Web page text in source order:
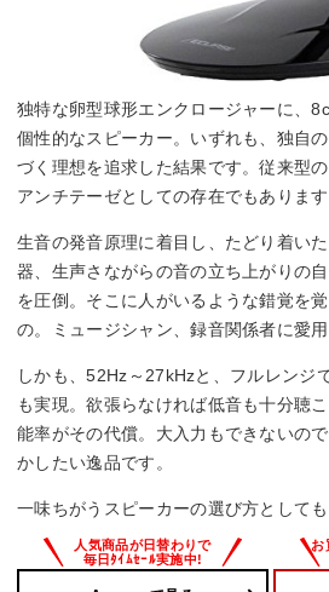
独特な卵型球形エンクロージャーに、
個性的なスピーカー。いずれも、独自
づく理想を追求した結果です。従来型
アンチテーゼとしての存在でもあります
生音の発音原理に着目し、たどり着い
器、生声さながらの音の立ち上がりの
を圧倒。そこに人がいるような錯覚を
の。ミュージシャン、録音関係者に愛
しかも、52Hz～27kHzと、フルレンジ
も実現。欲張らなければ低音も十分聴
能率がその代償。大入力もできないの
かしたい逸品です。
一味ちがうスピーカーの選び方としても